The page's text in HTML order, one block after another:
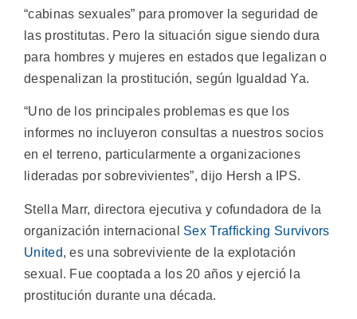
“cabinas sexuales” para promover la seguridad de
las prostitutas. Pero la situación sigue siendo dura
para hombres y mujeres en estados que legalizan o
despenalizan la prostitución, según Igualdad Ya.
“Uno de los principales problemas es que los
informes no incluyeron consultas a nuestros socios
en el terreno, particularmente a organizaciones
lideradas por sobrevivientes”, dijo Hersh a IPS.
Stella Marr, directora ejecutiva y cofundadora de la
organización internacional Sex Trafficking Survivors
United, es una sobreviviente de la explotación
sexual. Fue cooptada a los 20 años y ejerció la
prostitución durante una década.